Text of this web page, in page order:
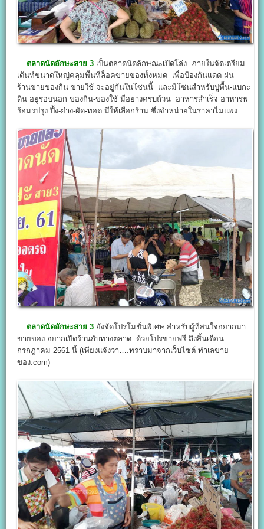
ตลาดนัดอักษะสาย 3 เป็นตลาดนัดลักษณะเปิดโล่ง ภายในจัดเตรียม
เต้นท์ขนาดใหญ่คลุมพื้นที่ล็อคขายของทั้งหมด เพื่อป้องกันแดด-ฝน
ร้านขายของกิน ขายใช้ จะอยู่กันในโซนนี้ และมีโซนสำหรับปูพื้น-แบกะ
ดิน อยู่รอบนอก ของกิน-ของใช้ มีอย่างครบถ้วน อาหารสำเร็จ อาหารพ
ร้อมรปรุง ปิ้ง-ย่าง-ผัด-ทอด มีให้เลือกร้าน ซึ่งจำหน่ายในราคาไม่แพง
ตลาดนัดอักษะสาย 3 ยังจัดโปรโมชั่นพิเศษ สำหรับผู้ที่สนใจอยากมา
ขายของ อยากเปิดร้านกับทางตลาด ด้วยโปรขายฟรี ถึงสิ้นเดือน
กรกฎาคม 2561 นี้ (เพียงแจ้งว่า….ทราบมาจากเว็บไซต์ ทำเลขาย
ของ.com)